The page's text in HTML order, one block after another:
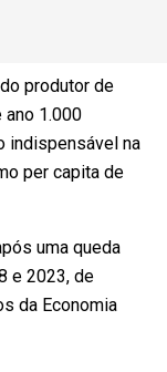
produtor de
ano 1.000
indispensável na
per capita de
uma queda
e 2023, de
da Economia